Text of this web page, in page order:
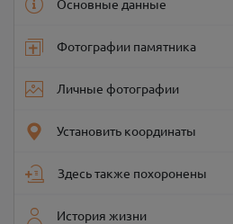
Основные данные
Фотографии памятника
Личные фотографии
Установить координаты
Здесь также похоронены
История жизни